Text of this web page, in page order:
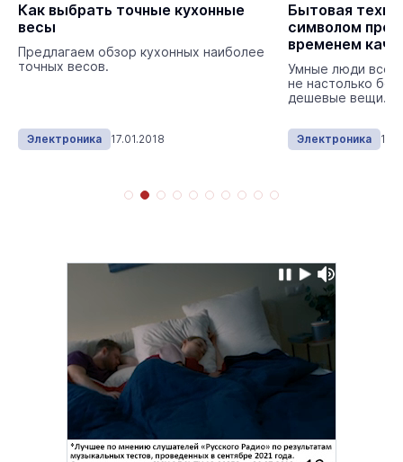
Как выбрать точные кухонные
весы
Предлагаем обзор кухонных наиболее
точных весов.
Электроника 17.01.2018
Бытовая
символом
временем
Умные люди
не настолько
дешевые вещи.
Электроника